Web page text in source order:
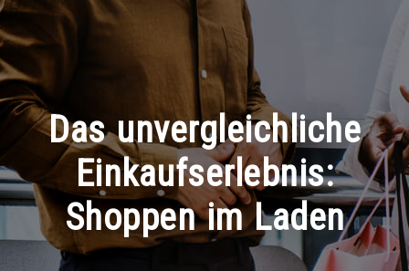
Das unvergleichliche
Einkaufserlebnis:
Shoppen im Laden